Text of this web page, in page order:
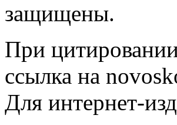
защищены.
При
ссылка на
Для интернет-